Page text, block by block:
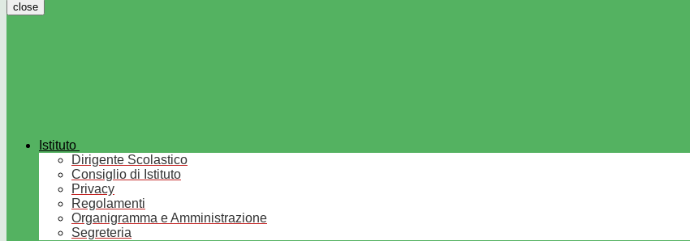
close
Istituto
Dirigente Scolastico
Consiglio di Istituto
Privacy
Regolamenti
Organigramma e Amministrazione
Segreteria